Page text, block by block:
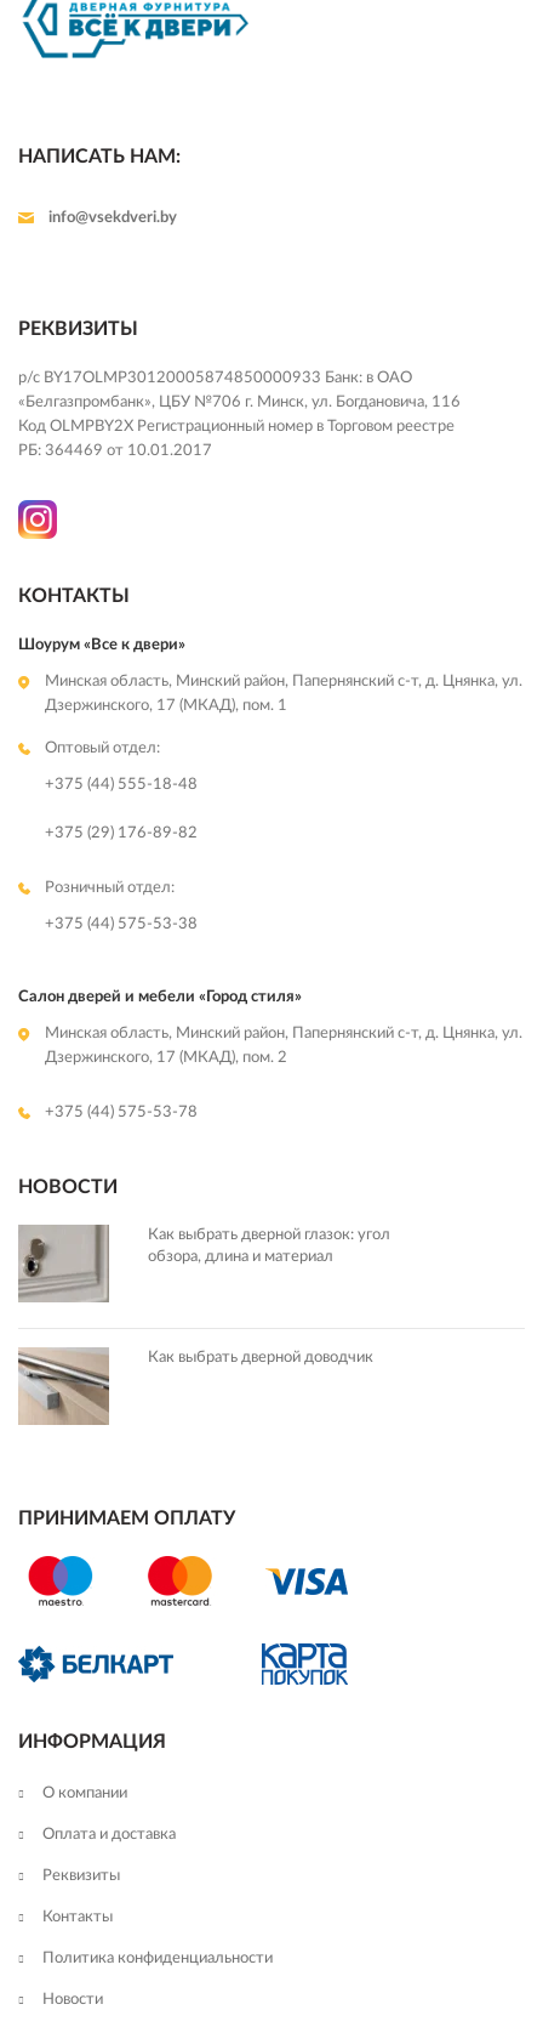
НАПИСАТЬ НАМ:
info@vsekdveri.by
РЕКВИЗИТЫ
р/с BY17OLMP30120005874850000933 Банк: в ОАО
«Белгазпромбанк», ЦБУ №706 г. Минск, ул. Богдановича, 116
Код OLMPBY2X Регистрационный номер в Торговом реестре
РБ: 364469 от 10.01.2017
КОНТАКТЫ
Шоурум «Все к двери»
Минская область, Минский район, Папернянский с-т, д. Цнянка, ул.
Дзержинского, 17 (МКАД), пом. 1
Оптовый отдел:
+375 (44) 555-18-48
+375 (29) 176-89-82
Розничный отдел:
+375 (44) 575-53-38
Салон дверей и мебели «Город стиля»
Минская область, Минский район, Папернянский с-т, д. Цнянка, ул.
Дзержинского, 17 (МКАД), пом. 2
+375 (44) 575-53-78
НОВОСТИ
Как выбрать дверной глазок: угол
обзора, длина и материал
Как выбрать дверной доводчик
ПРИНИМАЕМ ОПЛАТУ
ИНФОРМАЦИЯ
О компании
Оплата и доставка
Реквизиты
Контакты
Политика конфиденциальности
Новости